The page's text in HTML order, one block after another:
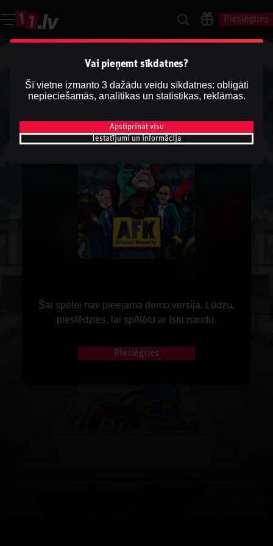
Pieslēgties
Šai spēlei nav pieejama demo versija. Lūdzu,
pieslēdzies, lai spēlētu ar īstu naudu.
Pieslēgties
Vai pieņemt sīkdatnes?
Šī vietne izmanto 3 dažādu veidu sīkdatnes: obligāti
nepieciešamās, analītikas un statistikas, reklāmas.
Apstiprināt visu
Iestatījumi un informācija